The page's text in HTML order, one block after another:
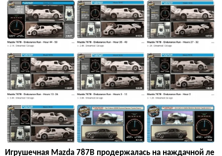
Игрушечная Mazda 787B продержалась на наждачной ле